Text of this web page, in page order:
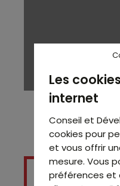
Les
internet
Conseil et
cookies pour
et vous offrir
mesure. Vous
préférences et